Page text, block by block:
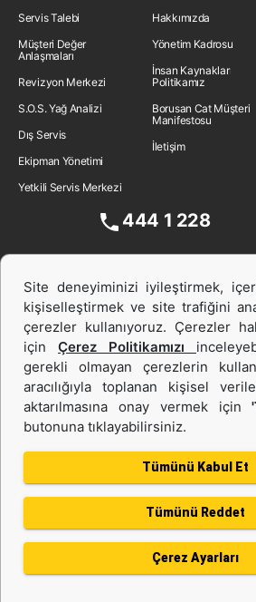
Servis Talebi
Müşteri Değer
Anlaşmaları
Revizyon Merkezi
S.O.S. Yağ Analizi
Dış Servis
Ekipman Yönetimi
Yetkili Servis Merkezi
Hakkımızda
Yönetim Kadrosu
İnsan Kaynakları
Politikamız
Borusan Cat Müşteri
Manifestosu
İletişim
444 1 228
İş Makinası ve Güç
İkinci el ve Kiralama
Gizlilik Politikası
Kullanım Şartları
Çerez politikası
Bilgi Toplumu
Kişisel Verilerin Korunması
Site deneyiminizi iyileştirmek,
kişiselleştirmek ve site trafiğini
çerezler kullanıyoruz. Çerezler
için Çerez Politikamızı
gerekli olmayan çerezlerin
aracılığıyla toplanan kişisel
aktarılmasına onay vermek için
butonuna tıklayabilirsiniz.
Tümünü Kabul Et
Tümünü Reddet
Çerez Ayarları